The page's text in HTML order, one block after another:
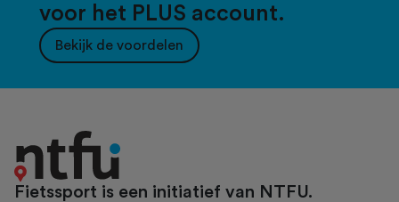
voor het PLUS account.
Bekijk de voordelen
Fietssport is een initiatief van NTFU.